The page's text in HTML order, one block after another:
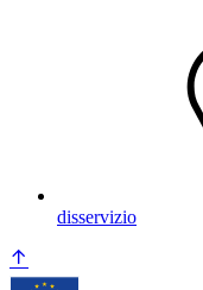
disservizio